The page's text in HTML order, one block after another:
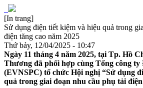
[In trang]
Sử dụng điện tiết kiệm và hiệu quả trong
điện tăng cao năm 2025
Thứ bảy, 12/04/2025 - 10:47
Ngày 11 tháng 4 năm 2025, tại Tp. Hồ
Thương đã phối hợp cùng Tổng công
(EVNSPC) tổ chức Hội nghị “Sử dụng
quả trong giai đoạn nhu cầu phụ tải